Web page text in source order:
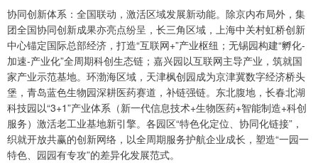
协同创新体系：全国联动，激活区域发展新动能。除京内布局外，集
团全国协同创新成果亦亮点纷呈，长三角区域，上海中关村虹桥创新
中心锚定国际总部经济，打造“互联网+”产业枢纽；无锡园构建“孵化-
加速-产业化”全周期科创生态链；嘉兴园以互联网主导产业，筑就国
家产业示范基地。环渤海区域，天津枫创园成为京津冀数字经济桥头
堡，青岛蓝色生物园深耕医药赛道，补链强链。东北腹地，长春北湖
科技园以“3+1”产业体系（新一代信息技术+生物医药+智能制造+科创
服务）激活老工业基地新引擎。各园区“特色化定位、协同化链接”，
织就开放共赢的创新网络，以全周期服务护航企业成长，塑造“一园一
特色、园园有专攻”的差异化发展范式。